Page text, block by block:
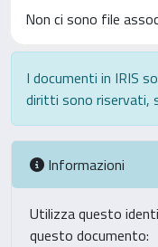
Non ci sono file
I documenti in IRIS
diritti sono riservati,
Informazioni
Utilizza questo
questo documento: